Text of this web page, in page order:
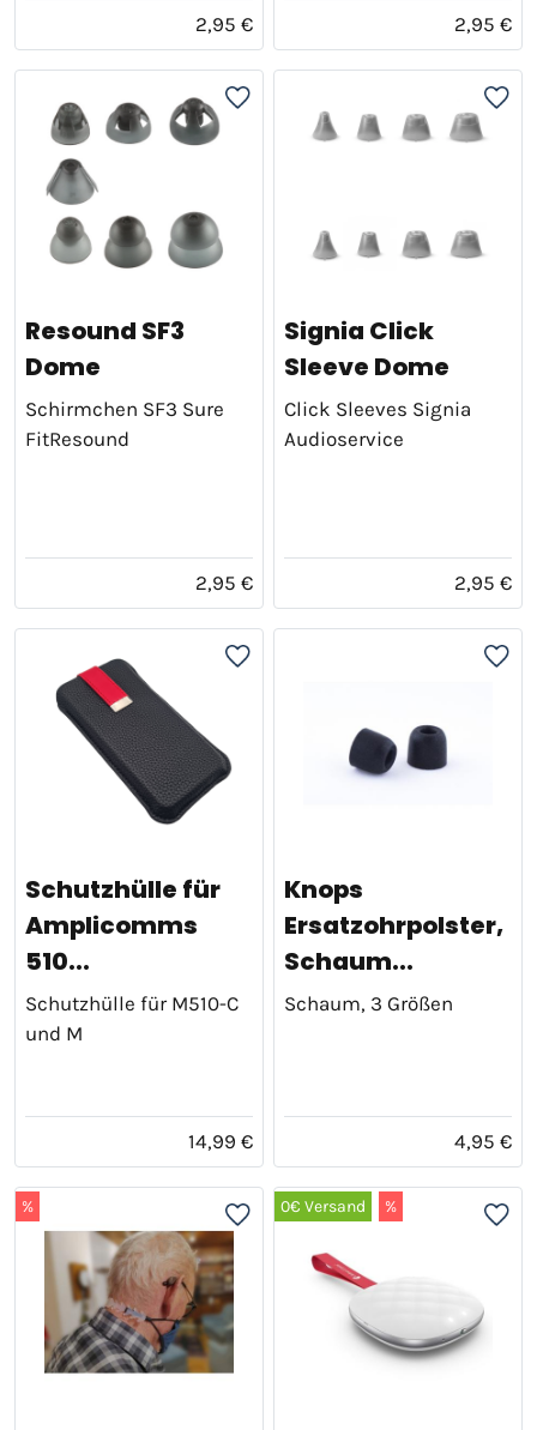
2,95 € 2,95 €
Resound SF3
Dome
Schirmchen SF3 Sure
FitResound
2,95 €
Signia Click
Sleeve Dome
Click Sleeves Signia
Audioservice
2,95 €
Schutzhülle für
Amplicomms
510...
Schutzhülle für M510-C
und M
14,99 €
Knops
Ersatzohrpolster,
Schaum...
Schaum, 3 Größen
4,95 €
% 0€ Versand %